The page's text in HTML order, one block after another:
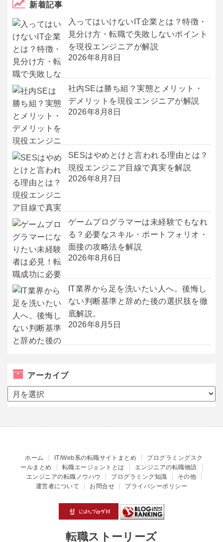
新着記事
入ってはいけないIT企業とは？特徴・
見分け方・転職で失敗しないポイント
を現役エンジニアが解説
2026年8月8日
社内SEは勝ち組？実態とメリット・
デメリットを現役エンジニアが解説
2026年8月8日
SESはやめとけと言われる理由とは？
現役エンジニア目線で真実を解説
2026年8月7日
ゲームプログラマーは未経験でもなれ
る？必要なスキル・ポートフォリオ・
面接の攻略法を解説
2026年8月6日
IT業界から足を洗いたい人へ。後悔し
ない判断基準と辞めた後の選択肢を徹
底解説。
2026年8月5日
アーカイブ
ア
ー
ホーム IT/Web系の転職サイトまとめ
プログラミングスク
ールまとめ
転職エージェントとは
エンジニアの転職物語
エンジニアの転職ノウハウ
プログラミング知識
その他
運営者について
お問合せ プライバシーポリシー
転職ストーリーズ